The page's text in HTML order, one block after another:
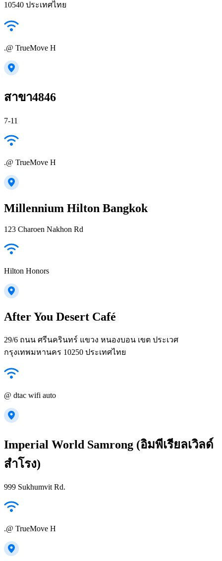
10540 ประเทศไทย
.@ TrueMove H
สาขา4846
7-11
.@ TrueMove H
Millennium Hilton Bangkok
123 Charoen Nakhon Rd
Hilton Honors
After You Desert Café
29/6 ถนน ศรีนครินทร์ แขวง หนองบอน เขต ประเวศ
กรุงเทพมหานคร 10250 ประเทศไทย
@ dtac wifi auto
Imperial World Samrong (อิมพีเรียลเวิลด์
สำโรง)
999 Sukhumvit Rd.
.@ TrueMove H